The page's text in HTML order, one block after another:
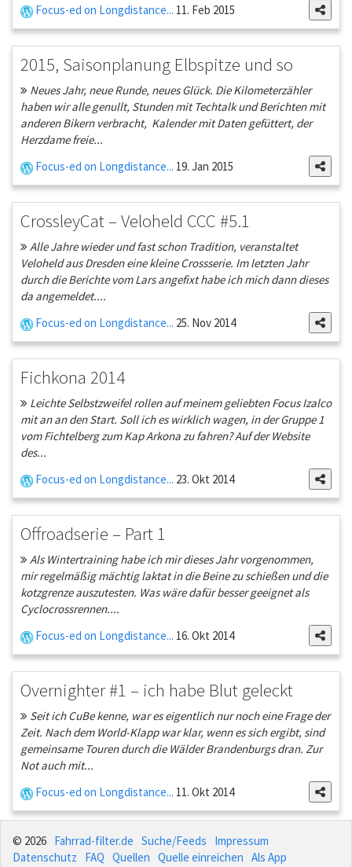
Focus-ed on Longdistance... 11. Feb 2015
2015, Saisonplanung Elbspitze und so
Neues Jahr, neue Runde, neues Glück. Die Kilometerzähler
haben wir alle genullt, Stunden mit Techtalk und Berichten mit
anderen Bikern verbracht, Kalender mit Daten gefüttert, der
Herzdame freie...
Focus-ed on Longdistance... 19. Jan 2015
CrossleyCat – Veloheld CCC #5.1
Alle Jahre wieder und fast schon Tradition, veranstaltet
Veloheld aus Dresden eine kleine Crossserie. Im letzten Jahr
durch die Berichte vom Lars angefixt habe ich mich dann dieses
da angemeldet....
Focus-ed on Longdistance... 25. Nov 2014
Fichkona 2014
Leichte Selbstzweifel rollen auf meinem geliebten Focus Izalco
mit an an den Start. Soll ich es wirklich wagen, in der Gruppe 1
vom Fichtelberg zum Kap Arkona zu fahren? Auf der Website
des...
Focus-ed on Longdistance... 23. Okt 2014
Offroadserie – Part 1
Als Wintertraining habe ich mir dieses Jahr vorgenommen,
mir regelmäßig mächtig laktat in die Beine zu schießen und die
kotzgrenze auszutesten. Was wäre dafür besser geeignet als
Cyclocrossrennen....
Focus-ed on Longdistance... 16. Okt 2014
Overnighter #1 – ich habe Blut geleckt
Seit ich CuBe kenne, war es eigentlich nur noch eine Frage der
Zeit. Nach dem World-Klapp war klar, wenn es sich ergibt, sind
gemeinsame Touren durch die Wälder Brandenburgs dran. Zur
Not auch mit...
Focus-ed on Longdistance... 11. Okt 2014
© 2026 Fahrrad-filter.de Suche/Feeds
Impressum
Datenschutz
FAQ Quellen Quelle einreichen Als App